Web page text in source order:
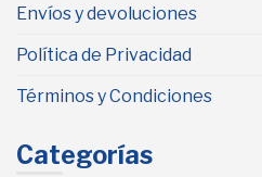
Envíos y devoluciones
Política de Privacidad
Términos y Condiciones
Categorías